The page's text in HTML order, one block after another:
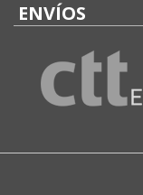
ENVÍOS